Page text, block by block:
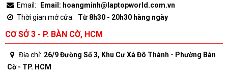
Email:
Email: hoangminh@laptopworld.com.vn
Thời gian mở cửa:
Từ 8h30 - 20h30 hàng ngày
CƠ SỞ 3 - P. BÀN CỜ, HCM
Địa chỉ: 26/9 Đường Số 3, Khu Cư Xá Đô Thành - Phường Bàn
Cờ - TP. HCM